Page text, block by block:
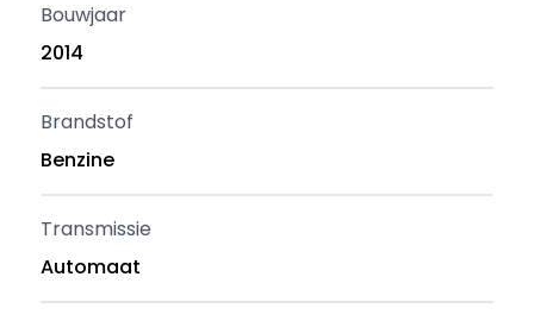
Bouwjaar
2014
Brandstof
Benzine
Transmissie
Automaat